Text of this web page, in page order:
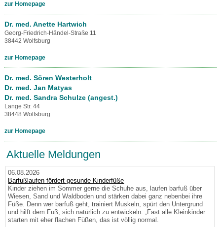
zur Homepage
Dr. med. Anette Hartwich
Georg-Friedrich-Händel-Straße 11
38442 Wolfsburg
zur Homepage
Dr. med. Sören Westerholt
Dr. med. Jan Matyas
Dr. med. Sandra Schulze (angest.)
Lange Str. 44
38448 Wolfsburg
zur Homepage
Aktuelle Meldungen
06.08.2026
Barfußlaufen fördert gesunde Kinderfüße
Kinder ziehen im Sommer gerne die Schuhe aus, laufen barfuß über
Wiesen, Sand und Waldboden und stärken dabei ganz nebenbei ihre
Füße. Denn wer barfuß geht, trainiert Muskeln, spürt den Untergrund
und hilft dem Fuß, sich natürlich zu entwickeln. „Fast alle Kleinkinder
starten mit eher flachen Füßen, das ist völlig normal.